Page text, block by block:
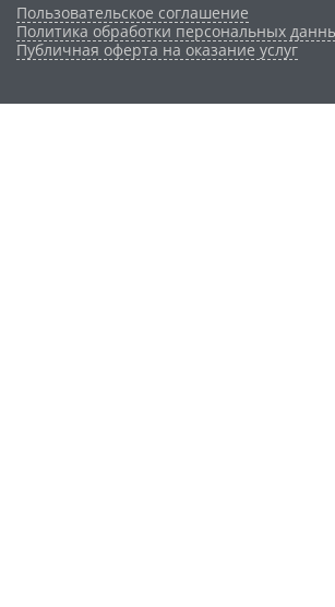
Пользовательское соглашение
Политика обработки персональных
Публичная оферта на оказание услуг